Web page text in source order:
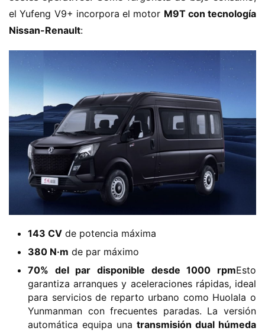
el Yufeng V9+ incorpora el motor ​ ​M9T con tecnología
Nissan-Renault​​:
​143 CV​ ​ de potencia máxima
​380 N·m​ ​ de par máximo
​70% del par disponible desde 1000 rpm​​Esto
garantiza arranques y aceleraciones rápidas, ideal
para servicios de reparto urbano como Huolala o
Yunmanman con frecuentes paradas. La versión
automática equipa una ​ ​transmisión dual húmeda